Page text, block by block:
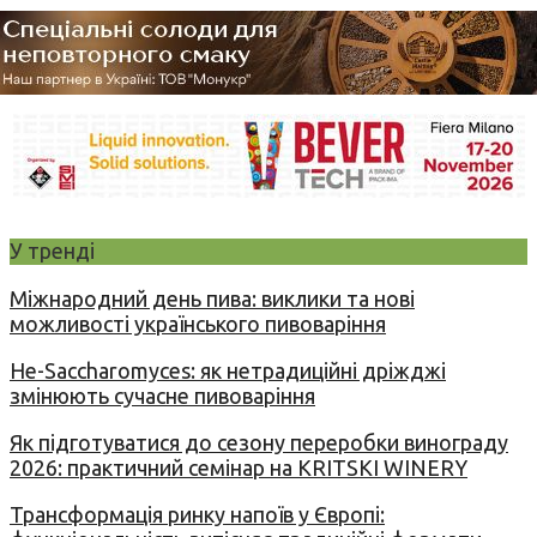
У тренді
Міжнародний день пива: виклики та нові
можливості українського пивоваріння
Не-Saccharomyces: як нетрадиційні дріжджі
змінюють сучасне пивоваріння
Як підготуватися до сезону переробки винограду
2026: практичний семінар на KRITSKI WINERY
Трансформація ринку напоїв у Європі: